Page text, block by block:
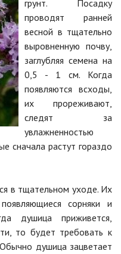
грунт. Посадку
проводят ранней
весной в тщательно
выровненную почву,
заглубляя семена на
0,5 - 1 см. Когда
появляются всходы,
их прореживают,
следят за
увлажненностью
сначала растут гораздо
в тщательном уходе. Их
сорняки и
душица приживется,
то будет требовать к
душица зацветает